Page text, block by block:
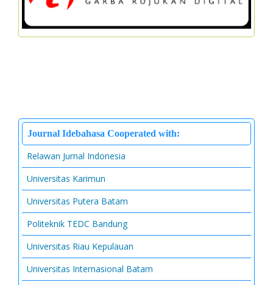
Journal Idebahasa Cooperated with:
Relawan Jurnal Indonesia
Universitas Karimun
Universitas Putera Batam
Politeknik TEDC Bandung
Universitas Riau Kepulauan
Universitas Internasional Batam